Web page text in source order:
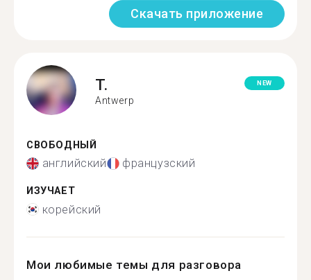
Скачать приложение
T.
Antwerp
NEW
СВОБОДНЫЙ
английский французский
ИЗУЧАЕТ
корейский
Мои любимые темы для разговора